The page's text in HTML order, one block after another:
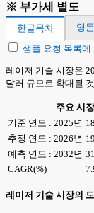
※ 부가세 별도
한글목차
영
샘플 요청 목록에
레이저 기술 시장은
달러 규모로 확대될
주요 시
기준 연도 : 2025년
추정 연도 : 2026년
예측 연도 : 2032년
CAGR(%)
레이저 기술 시장의